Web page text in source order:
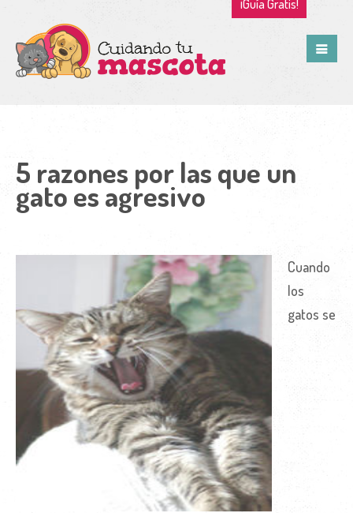
¡Guía Gratis!
5 razones por las que un
gato es agresivo
Cuando
los
gatos se